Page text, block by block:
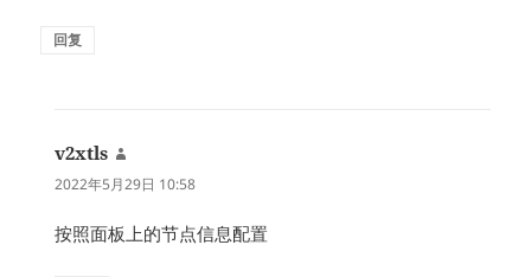
回复
v2xtls
道：
2022年5月29日 10:58
按照面板上的节点信息配置